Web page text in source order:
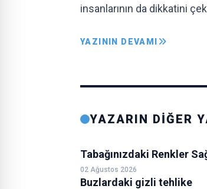
insanlarının da dikkatini
YAZININ DEVAMI
YAZARIN DİĞER
Tabağınızdaki Renkler
02 Ağustos 2026
Buzlardaki gizli tehlike